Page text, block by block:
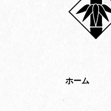
ホーム